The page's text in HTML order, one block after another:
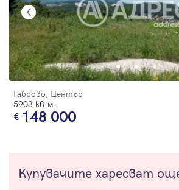
Габрово, Център
5903 кв.м.
148 000
Купувачите харесват